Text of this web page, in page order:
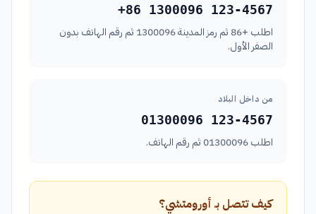
+86 1300096 123-4567
اطلب +86 ثم رمز المدينة 1300096 ثم رقم الهاتف بدون
الصفر الأول.
من داخل البلاد
01300096 123-4567
اطلب 01300096 ثم رقم الهاتف.
كيف تتصل بـ أورومتشي؟